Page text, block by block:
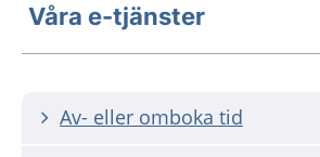
Våra e-tjänster
Av- eller omboka tid